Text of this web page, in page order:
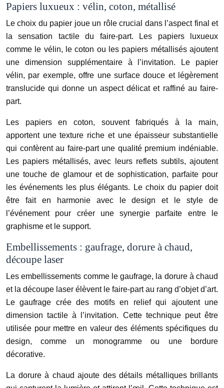
Papiers luxueux : vélin, coton, métallisé
Le choix du papier joue un rôle crucial dans l’aspect final et
la sensation tactile du faire-part. Les papiers luxueux
comme le vélin, le coton ou les papiers métallisés ajoutent
une dimension supplémentaire à l’invitation. Le papier
vélin, par exemple, offre une surface douce et légèrement
translucide qui donne un aspect délicat et raffiné au faire-
part.
Les papiers en coton, souvent fabriqués à la main,
apportent une texture riche et une épaisseur substantielle
qui confèrent au faire-part une qualité premium indéniable.
Les papiers métallisés, avec leurs reflets subtils, ajoutent
une touche de glamour et de sophistication, parfaite pour
les événements les plus élégants. Le choix du papier doit
être fait en harmonie avec le design et le style de
l’événement pour créer une synergie parfaite entre le
graphisme et le support.
Embellissements : gaufrage, dorure à chaud,
découpe laser
Les embellissements comme le gaufrage, la dorure à chaud
et la découpe laser élèvent le faire-part au rang d’objet d’art.
Le gaufrage crée des motifs en relief qui ajoutent une
dimension tactile à l’invitation. Cette technique peut être
utilisée pour mettre en valeur des éléments spécifiques du
design, comme un monogramme ou une bordure
décorative.
La dorure à chaud ajoute des détails métalliques brillants